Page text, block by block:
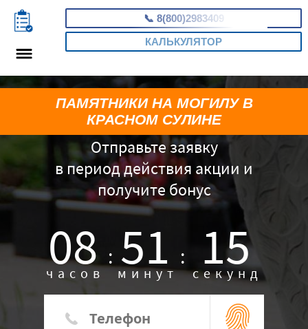
📞 8(800)2983409
КАЛЬКУЛЯТОР
Отправьте заявку
в период действия акции и
получите бонус
08 :
часов 51 :
минут 13
секунд
ПАМЯТНИКИ НА МОГИЛУ В
КРАСНОМ СУЛИНЕ